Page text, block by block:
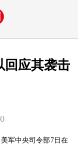
回应其袭击
军中央司令部7日在